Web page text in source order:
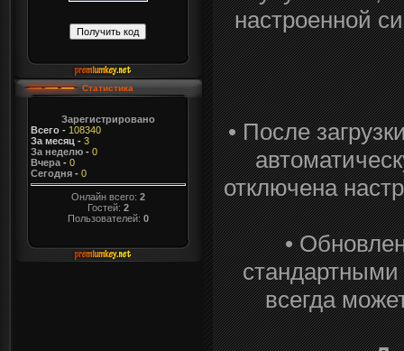
Статистика
Зарегистрировано
Всего- 108340
За месяц - 3
За неделю- 0
Вчера- 0
Сегодня- 0
Онлайн всего: 2
Гостей: 2
Пользователей: 0
настроенной
• После
отключена
•
всегда